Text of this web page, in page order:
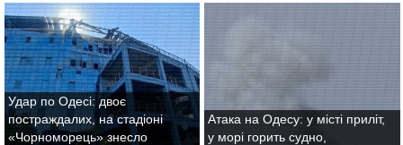
Удар по Одесі: двоє
постраждалих, на стадіоні
«Чорноморець» знесло
Атака на Одесу: у місті приліт,
у морі горить судно,